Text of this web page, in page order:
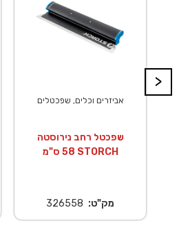
>
אביזרים וכלים, שפכטלים
שפכטל רחב נירוסטה
58 ס"מ STORCH
מק"ט: 326558